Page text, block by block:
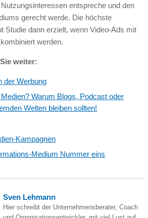
entspreche und den
gerecht werde. Die höchste
Studie dann erzielt, wenn Video-Ads mit
werden.
weiter:
der Werbung
Warum Blogs, Podcast oder
Welten bleiben sollten!
Kampagnen
Medium Nummer eins
Sven Lehmann
Hier schreibt der Unternehmensberater, Coach